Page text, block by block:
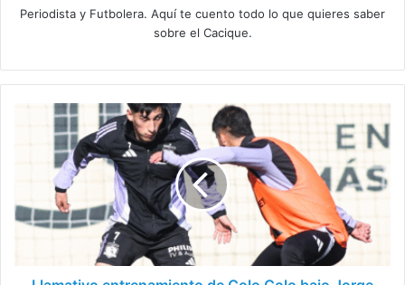
Periodista y Futbolera. Aquí te cuento todo lo que quieres saber
sobre el Cacique.
Llamativo
entrenamiento
bajo
Jorge